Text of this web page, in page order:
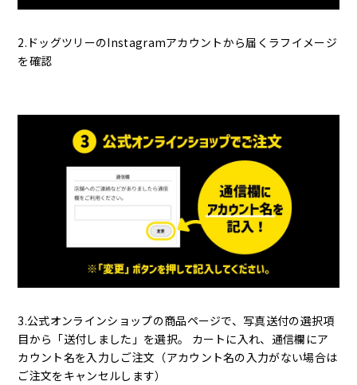
2.ドッグツリーのInstagramアカウントから届くラフイメージ
を確認
3.公式オンラインショップの商品ページで、写真送付の選択項
目から「送付しました」を選択。 カートに入れ、通信欄にア
カウント名を入力しご注文（アカウント名の入力がない場合は
ご注文をキャンセルします）